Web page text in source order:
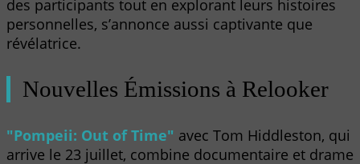
des participants tout en explorant leurs histoires
personnelles, s’annonce aussi captivante que
révélatrice.
Nouvelles Émissions à Relooker
"Pompeii: Out of Time" avec Tom Hiddleston, qui
arrive le 23 juillet, combine documentaire et drame